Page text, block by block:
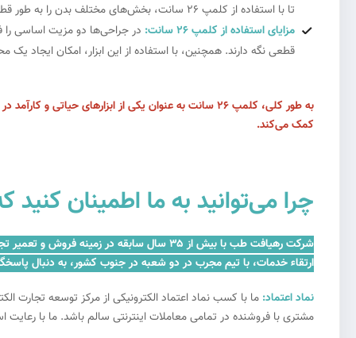
تا با استفاده از کلمپ 26 سانت، بخش‌های مختلف بدن را به طور قطعی و مطمئن نگه دارند و فرآیند جراحی را بهبود بخشند.
مزایای استفاده از کلمپ 26 سانت:
در جراحی‌ها دو مزیت اساسی را
قطعی نگه دارند. همچنین، با استفاده از این ابزار، امکان
به طور کلی، کلمپ 26 سانت به عنوان یکی از ابزارهای
کمک می‌کند.
چرا می‌توانید به ما اطمینان کنید که برای کلمپ 26سانت از خدمات
شرکت رهیافت طب با بیش از ۳۵ سال سابقه
ارتقاء خدمات، با تیم مجرب در دو شعبه در جنوب کشور، به دنبال
نماد اعتماد: ما با کسب نماد اعتماد الکترونیکی از مرکز توسعه
مشتری با فروشنده در تمامی معاملات اینترنتی سالم باشد. ما با